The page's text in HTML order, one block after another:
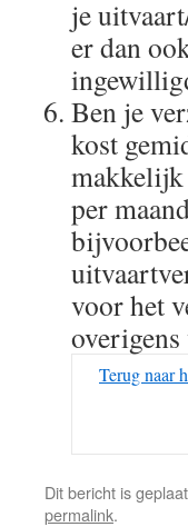
je
er dan
Ben je
kost
makkelijk
per
voor het
Terug naar
Dit bericht is
permalink.